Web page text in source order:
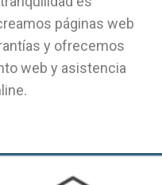
páginas web
y ofrecemos
web y asistencia